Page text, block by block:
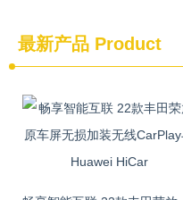
最新产品 Product